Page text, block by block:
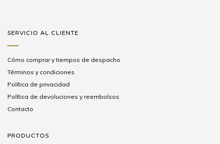
SERVICIO AL CLIENTE
Cómo comprar y tiempos de despacho
Términos y condiciones
Política de privacidad
Política de devoluciones y reembolsos
Contacto
PRODUCTOS